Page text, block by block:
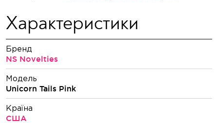
Характеристики
Бренд
NS Novelties
Модель
Unicorn Tails Pink
Країна
США